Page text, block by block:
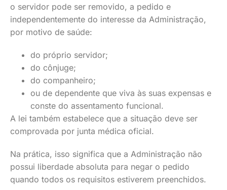
o servidor pode ser removido, a pedido e
independentemente do interesse da Administração,
por motivo de saúde:
do próprio servidor;
do cônjuge;
do companheiro;
ou de dependente que viva às suas expensas e
conste do assentamento funcional.
A lei também estabelece que a situação deve ser
comprovada por junta médica oficial.
Na prática, isso significa que a Administração não
possui liberdade absoluta para negar o pedido
quando todos os requisitos estiverem preenchidos.